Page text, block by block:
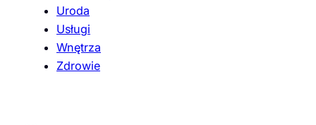
Uroda
Usługi
Wnętrza
Zdrowie